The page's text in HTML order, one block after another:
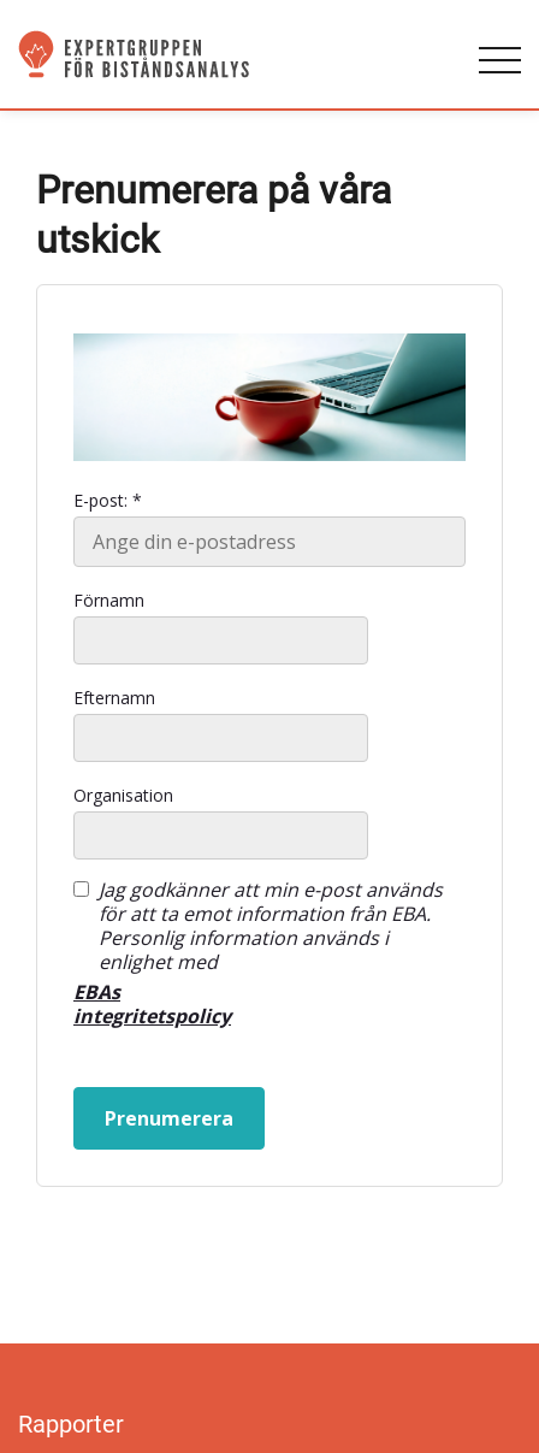
Prenumerera på våra
utskick
E-post: *
Förnamn
Efternamn
Organisation
Jag godkänner att min e-post används
för att ta emot information från EBA.
Personlig information används i
enlighet med
EBAs
integritetspolicy
.
Prenumerera
Rapporter